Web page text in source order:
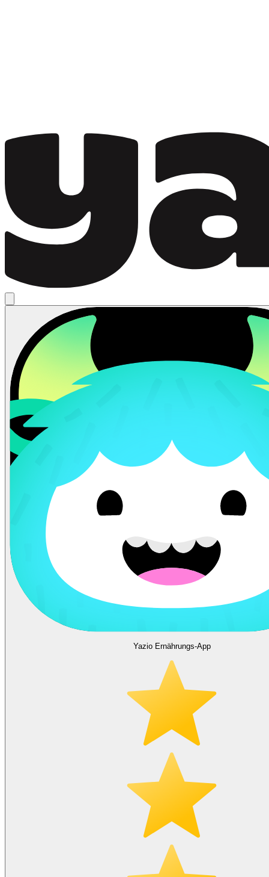
Yazio Ernährungs-App